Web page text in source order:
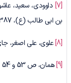
[7] داوودی، سعید،
بن ابی طالب (ع)، 1387، ص 404
[8] علوی، علی اصغر، جای
[9] همان، ص 53 و 54